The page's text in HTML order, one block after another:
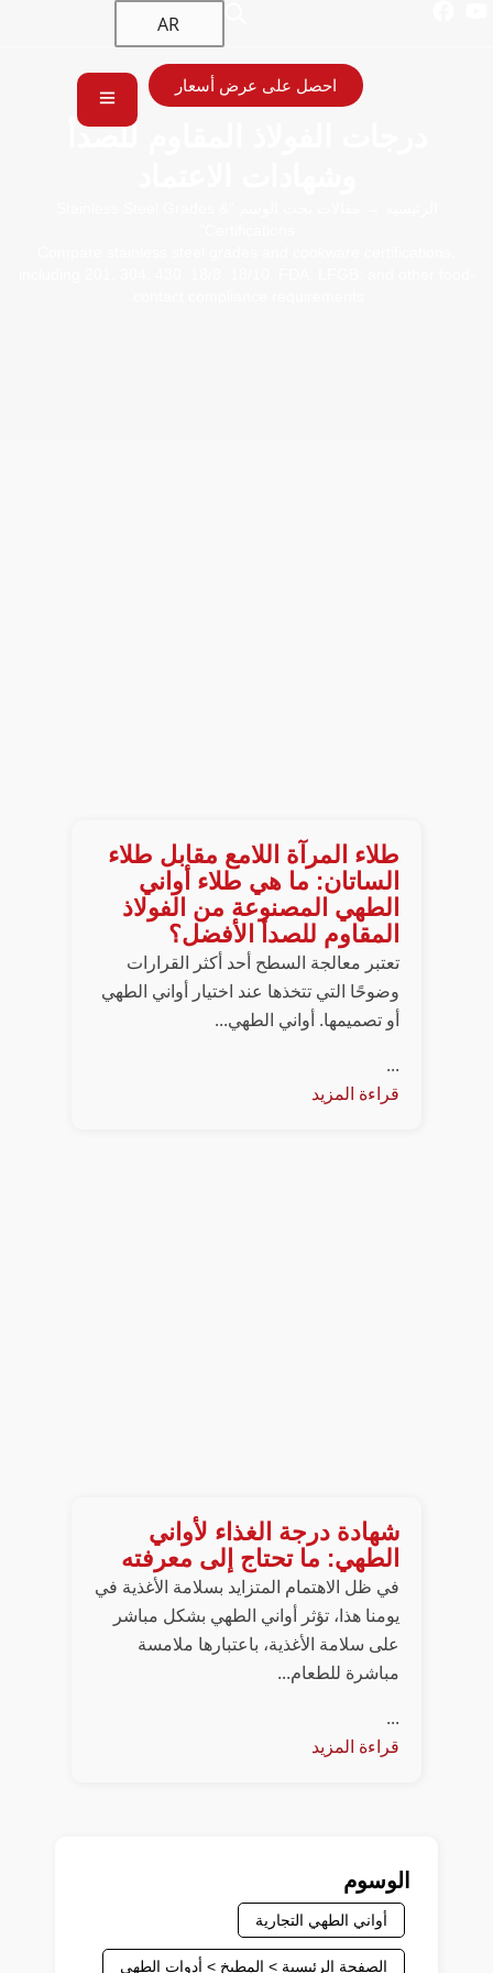
AR
احصل على عرض أسعار
درجات الفولاذ المقاوم للصدأ
طلاء المرآة اللامع مقابل طلاء
الساتان: ما هي طلاء أواني
الطهي المصنوعة من الفولاذ
المقاوم للصدأ الأفضل؟
تعتبر معالجة السطح أحد أكثر القرارات
وضوحًا التي تتخذها عند اختيار أواني الطهي
أو تصميمها. أواني الطهي...
...
قراءة المزيد
شهادة درجة الغذاء لأواني
الطهي: ما تحتاج إلى معرفته
في ظل الاهتمام المتزايد بسلامة الأغذية في
يومنا هذا، تؤثر أواني الطهي بشكل مباشر
على سلامة الأغذية، باعتبارها ملامسة
مباشرة للطعام...
...
قراءة المزيد
الوسوم
أواني الطهي التجارية
الصفحة الرئيسية > المطبخ > أدوات الطهي